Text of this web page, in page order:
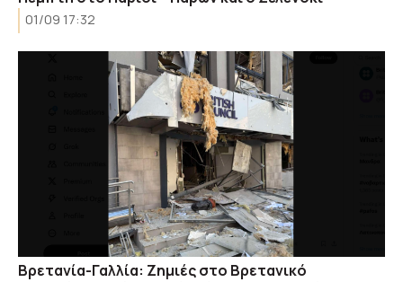
01/09 17:32
Βρετανία-Γαλλία: Ζημιές στο Βρετανικό